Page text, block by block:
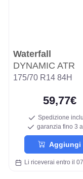
Waterfall
DYNAMIC ATR
175/70 R14 84H
59,77€
Spedizione
garanzia fino 3
Aggiungi
Li riceverai entro il